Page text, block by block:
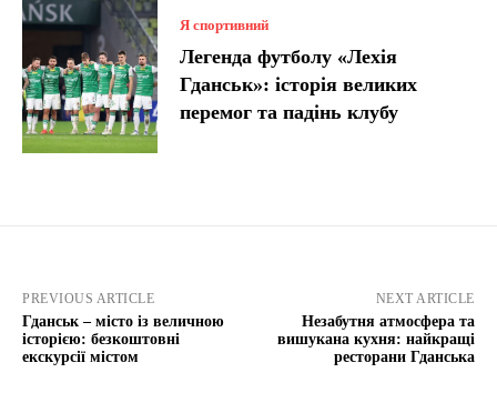
Я спортивний
Легенда футболу «Лехія
Гданськ»: історія великих
перемог та падінь клубу
PREVIOUS ARTICLE
Гданськ – місто із величною
історією: безкоштовні
екскурсії містом
NEXT ARTICLE
Незабутня атмосфера та
вишукана кухня: найкращі
ресторани Гданська